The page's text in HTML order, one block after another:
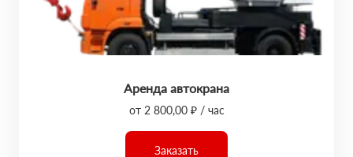
Аренда автокрана
от 2 800,00 ₽ / час
Заказать